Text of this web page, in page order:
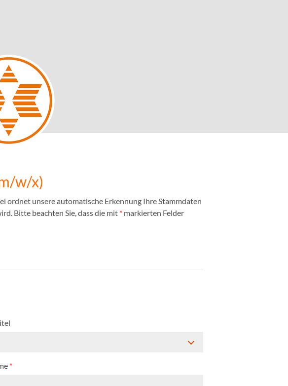
w/x)
ordnet unsere automatische Erkennung Ihre Stammdaten
Bitte beachten Sie, dass die mit * markierten Felder
*